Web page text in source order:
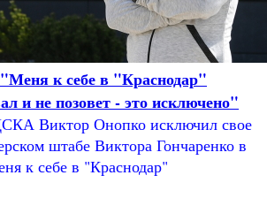
к себе в "Краснодар"
и не позовет - это исключено"
Виктор Онопко исключил свое
штабе Виктора Гончаренко в
к себе в "Краснодар"